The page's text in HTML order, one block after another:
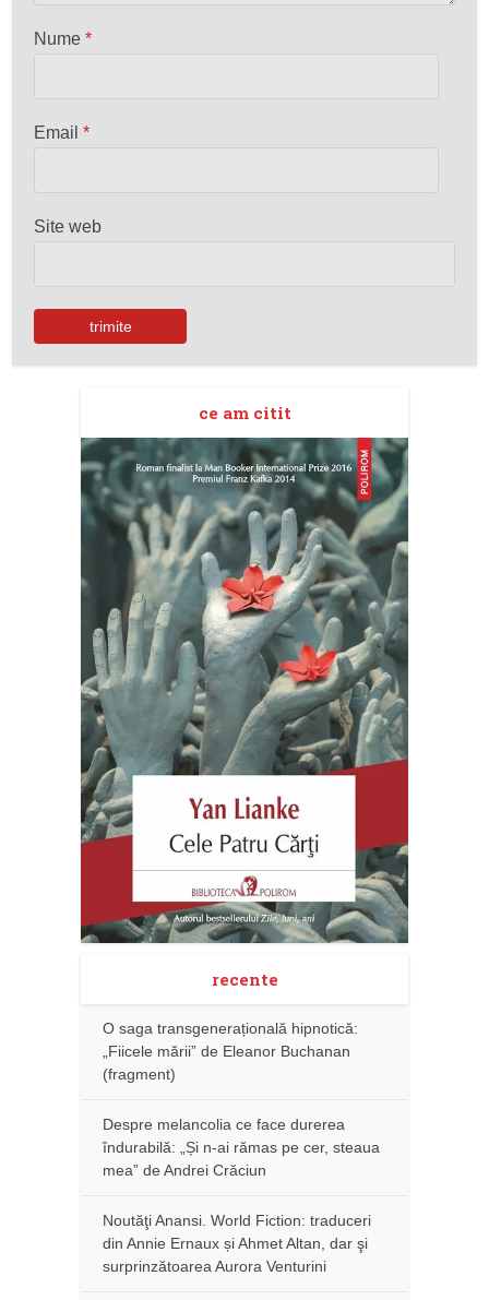
Nume*
Email*
Site web
ce am citit
recente
O saga transgenerațională hipnotică:
„Fiicele mării” de Eleanor Buchanan
(fragment)
Despre melancolia ce face durerea
îndurabilă: „Și n-ai rămas pe cer, steaua
mea” de Andrei Crăciun
Noutăţi Anansi. World Fiction: traduceri
din Annie Ernaux și Ahmet Altan, dar şi
surprinzătoarea Aurora Venturini